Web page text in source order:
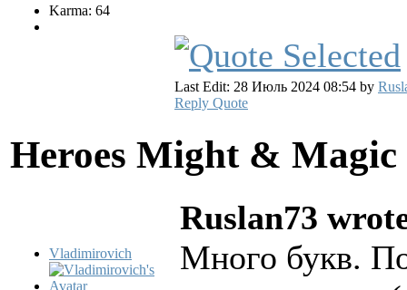
Karma: 64
Last Edit: 28 Июль 2024 08:54 by
Reply Quote
Heroes Might &
Vladimirovich
Ruslan73
Много букв.